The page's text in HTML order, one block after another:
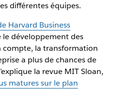
différentes équipes.
Harvard Business
le développement des
compte, la transformation
a plus de chances de
la revue MIT Sloan,
matures sur le plan